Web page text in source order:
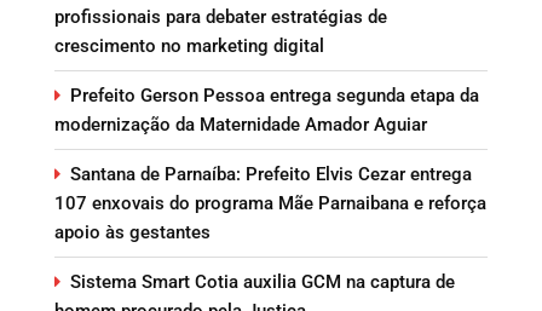
profissionais para debater estratégias de
crescimento no marketing digital
Prefeito Gerson Pessoa entrega segunda etapa da
modernização da Maternidade Amador Aguiar
Santana de Parnaíba: Prefeito Elvis Cezar entrega
107 enxovais do programa Mãe Parnaibana e reforça
apoio às gestantes
Sistema Smart Cotia auxilia GCM na captura de